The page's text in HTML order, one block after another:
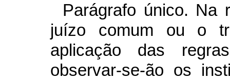
Parágrafo único. Na
juízo comum ou o
aplicação das
observar-se-ão os